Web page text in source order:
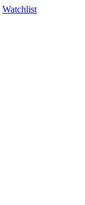
Watchlist